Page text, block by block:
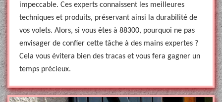
impeccable. Ces experts connaissent les meilleures
techniques et produits, préservant ainsi la durabilité de
vos volets. Alors, si vous êtes à 88300, pourquoi ne pas
envisager de confier cette tâche à des mains expertes ?
Cela vous évitera bien des tracas et vous fera gagner un
temps précieux.